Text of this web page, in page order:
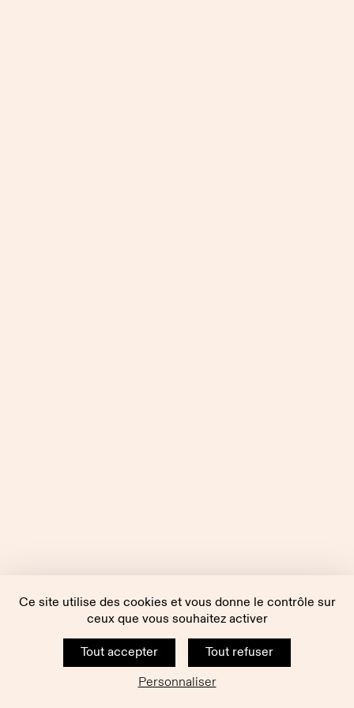
Ce site utilise des cookies et vous donne le contrôle sur
ceux que vous souhaitez activer
Tout accepter
Tout refuser
Personnaliser